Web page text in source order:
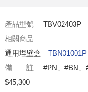
產品型號
TBV02403P
相關商品
通用埋壁盒 TBN01001P
備 註
#PN、#BN、
$45,300